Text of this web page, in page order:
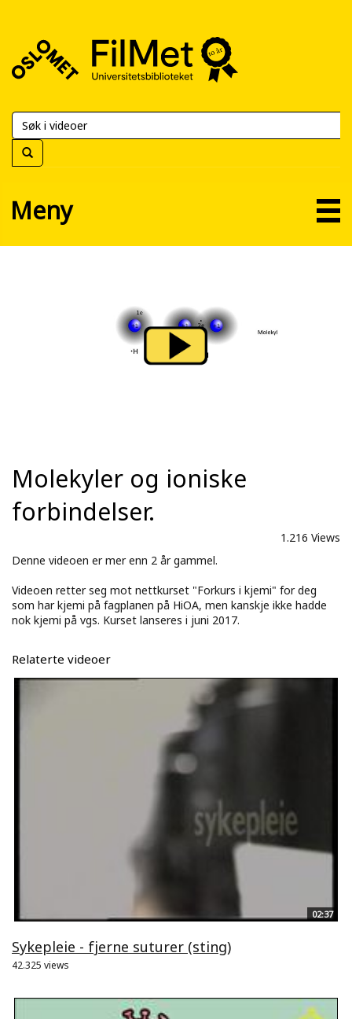
FilMet
Universitetsbiblioteket
Meny
Molekyler og ioniske
forbindelser.
1.216 Views
Denne videoen er mer enn 2 år gammel.
Videoen retter seg mot nettkurset "Forkurs i kjemi" for deg
som har kjemi på fagplanen på HiOA, men kanskje ikke hadde
nok kjemi på vgs. Kurset lanseres i juni 2017.
Relaterte videoer
02:37
Sykepleie - fjerne suturer (sting)
42.325 views